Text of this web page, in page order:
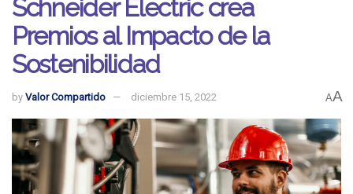
Schneider Electric crea
Premios al Impacto de la
Sostenibilidad
by Valor Compartido diciembre 15, 2022 AA